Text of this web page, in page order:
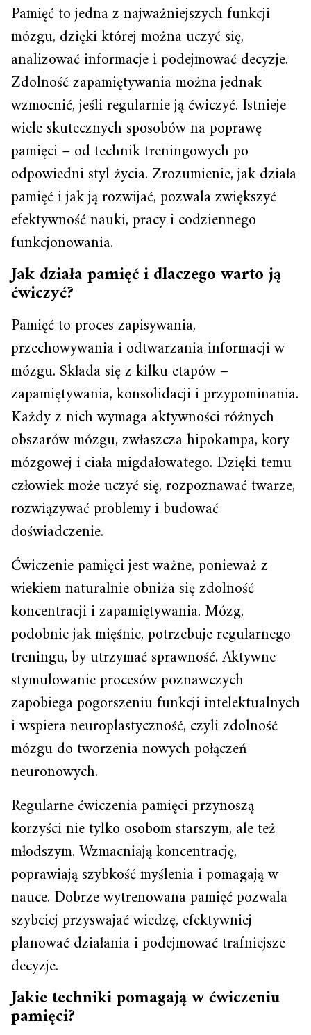
Pamięć to jedna z najważniejszych funkcji
mózgu, dzięki której można uczyć się,
analizować informacje i podejmować decyzje.
Zdolność zapamiętywania można jednak
wzmocnić, jeśli regularnie ją ćwiczyć. Istnieje
wiele skutecznych sposobów na poprawę
pamięci – od technik treningowych po
odpowiedni styl życia. Zrozumienie, jak działa
pamięć i jak ją rozwijać, pozwala zwiększyć
efektywność nauki, pracy i codziennego
funkcjonowania.
Jak działa pamięć i dlaczego warto ją
ćwiczyć?
Pamięć to proces zapisywania,
przechowywania i odtwarzania informacji w
mózgu. Składa się z kilku etapów –
zapamiętywania, konsolidacji i przypominania.
Każdy z nich wymaga aktywności różnych
obszarów mózgu, zwłaszcza hipokampa, kory
mózgowej i ciała migdałowatego. Dzięki temu
człowiek może uczyć się, rozpoznawać twarze,
rozwiązywać problemy i budować
doświadczenie.
Ćwiczenie pamięci jest ważne, ponieważ z
wiekiem naturalnie obniża się zdolność
koncentracji i zapamiętywania. Mózg,
podobnie jak mięśnie, potrzebuje regularnego
treningu, by utrzymać sprawność. Aktywne
stymulowanie procesów poznawczych
zapobiega pogorszeniu funkcji intelektualnych
i wspiera neuroplastyczność, czyli zdolność
mózgu do tworzenia nowych połączeń
neuronowych.
Regularne ćwiczenia pamięci przynoszą
korzyści nie tylko osobom starszym, ale też
młodszym. Wzmacniają koncentrację,
poprawiają szybkość myślenia i pomagają w
nauce. Dobrze wytrenowana pamięć pozwala
szybciej przyswajać wiedzę, efektywniej
planować działania i podejmować trafniejsze
decyzje.
Jakie techniki pomagają w ćwiczeniu
pamięci?